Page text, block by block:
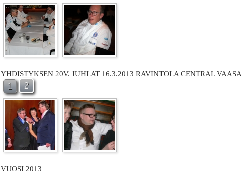
YHDISTYKSEN 20V. JUHLAT 16.3.2013 RAVINTOLA CENTRAL VAASA
1 2
VUOSI 2013